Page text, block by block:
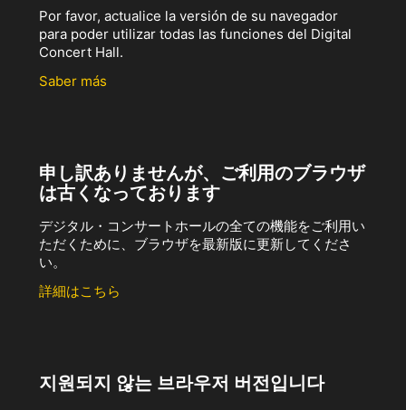
Por favor, actualice la versión de su navegador
para poder utilizar todas las funciones del Digital
Concert Hall.
Saber más
申し訳ありませんが、ご利用のブラウザ
は古くなっております
デジタル・コンサートホールの全ての機能をご利用い
ただくために、ブラウザを最新版に更新してくださ
い。
詳細はこちら
지원되지 않는 브라우저 버전입니다